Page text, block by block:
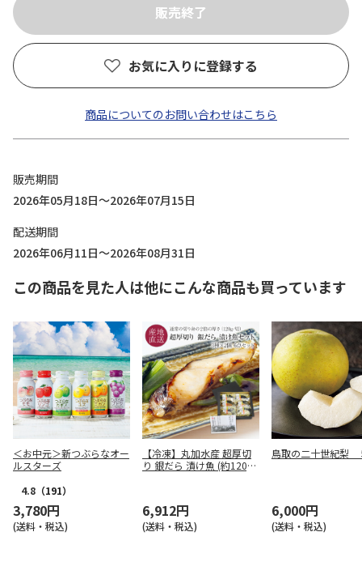
お気に入りに登録する
商品についてのお問い合わせはこちら
販売期間
2026年05月18日～2026年07月15日
配送期間
2026年06月11日～2026年08月31日
この商品を見た人は他にこんな商品も買っています
＜お中元＞新つぶらなオー
ルスターズ
4.8 （191）
3,780円
(送料・税込)
【冷凍】丸加水産 超厚切
り 銀だら 漬け魚 (約120g)
6,912円
(送料・税込)
鳥取の二十世紀梨
6,000円
(送料・税込)